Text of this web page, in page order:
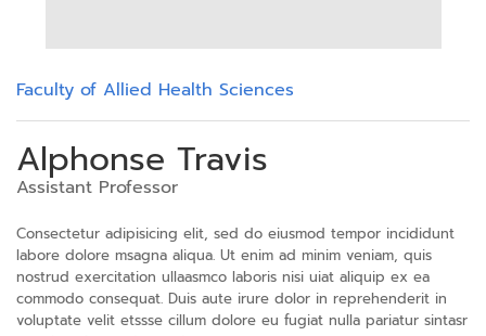
Faculty of Allied Health Sciences
Alphonse Travis
Assistant Professor
Consectetur adipisicing elit, sed do eiusmod tempor incididunt
labore dolore msagna aliqua. Ut enim ad minim veniam, quis
nostrud exercitation ullaasmco laboris nisi uiat aliquip ex ea
commodo consequat. Duis aute irure dolor in reprehenderit in
voluptate velit etssse cillum dolore eu fugiat nulla pariatur sintasr